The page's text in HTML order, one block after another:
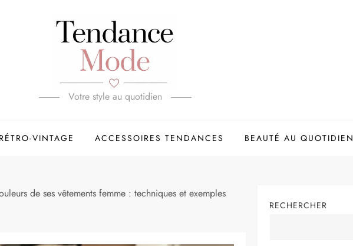
Votre style au quotidien
RÉTRO-VINTAGE ACCESSOIRES TENDANCES BEAUTÉ AU QUOTIDIEN
de ses vêtements femme : techniques et exemples
RECHERCHER